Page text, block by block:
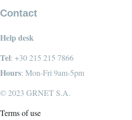
Contact
Help desk
Tel: +30 215 215 7866
Hours: Mon-Fri 9am-5pm
© 2023 GRNET S.A.
Terms of use